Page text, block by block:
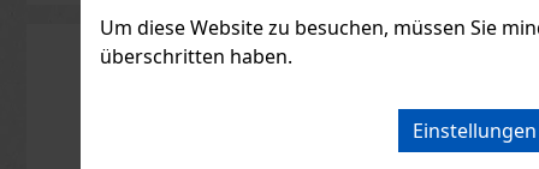
Um diese Website zu besuchen, müssen Sie
überschritten haben.
knüpft
78.51€